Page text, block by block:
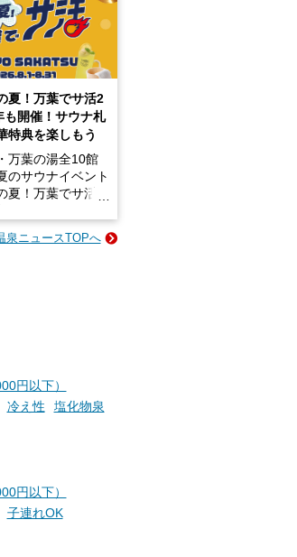
夏！万葉でサ活2
も開催！サウナ札
特典を楽しもう
万葉の湯全10館
のサウナイベント
夏！万葉でサ活2
日（土）～8月31
ではアロマロウリ
ースなど、サウナ
らない多彩なイベ
倶楽部株式会社
泉ニュースTOPへ
円以下）
冷え性
塩化物泉
円以下）
子連れOK